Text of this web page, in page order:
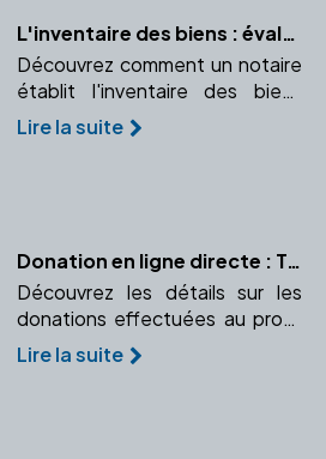
L'inventaire des biens : évaluer le patrimoine du défunt
Découvrez comment un notaire
établit l'inventaire des biens
pour une succession et
pourquoi un inventaire précis
Lire la suite
Donation en ligne directe : Tout ce que vous devez savoir
Découvrez les détails sur les
donations effectuées au profit
des descendants, avec leurs
implications fiscales. Apprenez
Lire la suite